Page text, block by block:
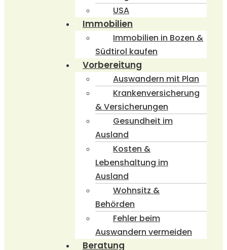
USA
Immobilien
Immobilien in Bozen &
Südtirol kaufen
Vorbereitung
Auswandern mit Plan
Krankenversicherung
& Versicherungen
Gesundheit im
Ausland
Kosten &
Lebenshaltung im
Ausland
Wohnsitz &
Behörden
Fehler beim
Auswandern vermeiden
Beratung